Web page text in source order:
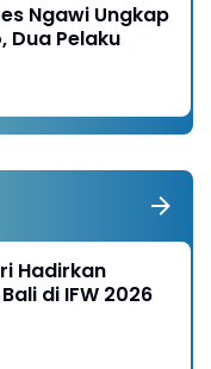
Ngawi Ungkap
Dua Pelaku
Hadirkan
di IFW 2026